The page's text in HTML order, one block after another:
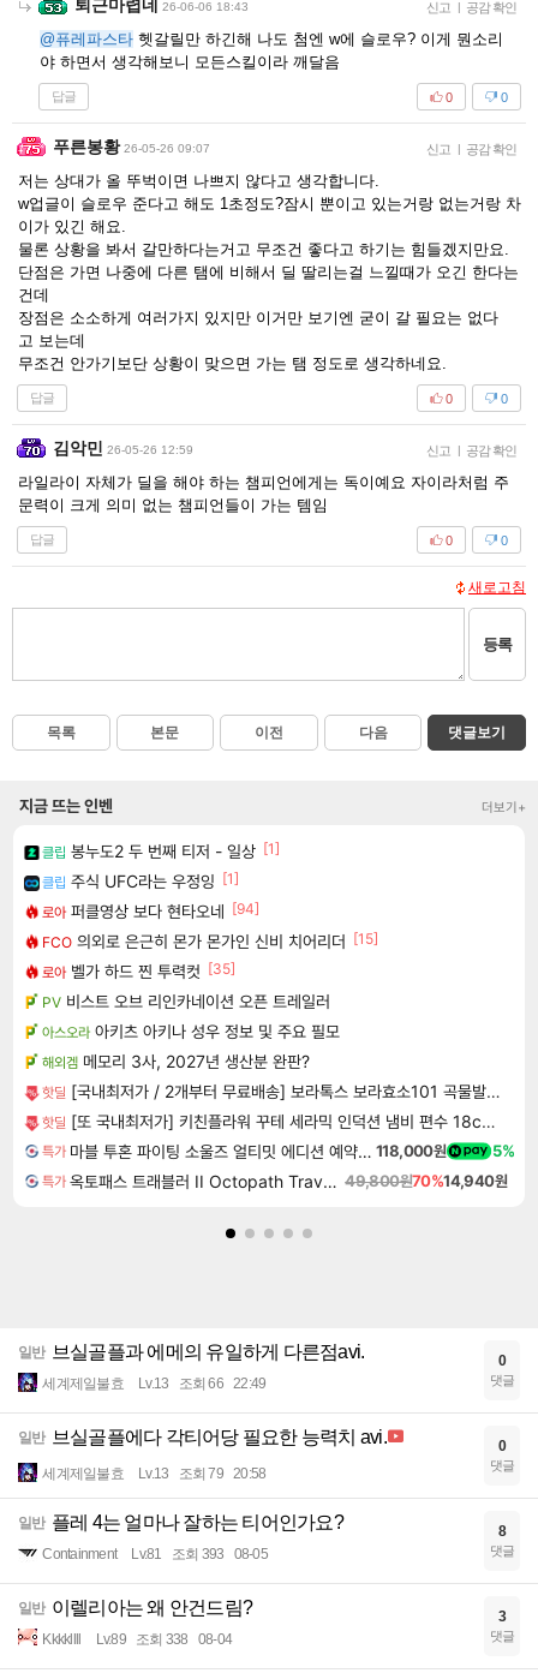
퇴근마렵네 26-06-06 18:43 신고 | 공감 확인
@퓨레파스타 헷갈릴만 하긴해 나도 첨엔 w에 슬로우? 이게 뭔소리
야 하면서 생각해보니 모든스킬이라 깨달음
답글 0
0
푸른봉황 26-05-26 09:07 신고 | 공감 확인
저는 상대가 올 뚜벅이면 나쁘지 않다고 생각합니다.
w업글이 슬로우 준다고 해도 1초정도?잠시 뿐이고 있는거랑 없는거랑 차
이가 있긴 해요.
물론 상황을 봐서 갈만하다는거고 무조건 좋다고 하기는 힘들겠지만요.
단점은 가면 나중에 다른 탬에 비해서 딜 딸리는걸 느낄때가 오긴 한다는
건데
장점은 소소하게 여러가지 있지만 이거만 보기엔 굳이 갈 필요는 없다
고 보는데
무조건 안가기보단 상황이 맞으면 가는 탬 정도로 생각하네요.
답글 0
0
김악민 26-05-26 12:59 신고 | 공감 확인
라일라이 자체가 딜을 해야 하는 챔피언에게는 독이예요 자이라처럼 주
문력이 크게 의미 없는 챔피언들이 가는 템임
답글 0
0
새로고침
등록
목록 본문 이전 다음 댓글보기
지금 뜨는 인벤 더보기+
클립 봉누도2 두 번째 티저 - 일상 [1]
클립 주식 UFC라는 우정잉 [1]
로아 퍼클영상 보다 현타오네 [94]
FCO 의외로 은근히 몬가 몬가인 신비 치어리더 [15]
로아 벨가 하드 찐 투력컷 [35]
PV 비스트 오브 리인카네이션 오픈 트레일러
아스오라 아키츠 아키나 성우 정보 및 주요 필모
해외겜 메모리 3사, 2027년 생산분 완판?
핫딜 [국내최저가 / 2개부터 무료배송] 보라톡스 보라효소101 곡물발효효소 프로바이오틱스 30포
핫딜 [또 국내최저가] 키친플라워 꾸테 세라믹 인덕션 냄비 편수 18cm x 2개
특가 마블 투혼 파이팅 소울즈 얼티밋 에디션 예약구매 MARVEL Tokon Fighting Souls Ultimate Edition Pre-Purchase 118,000원 5%
특가 옥토패스 트래블러 II Octopath Traveler II 49,800원70%14,940원
일반 브실골플과 에메의 유일하게 다른점avi.
세계제일불효 Lv.13 조회 66 22:49
0
댓글
일반 브실골플에다 각티어당 필요한 능력치 avi.
세계제일불효 Lv.13 조회 79 20:58
0
댓글
일반 플레 4는 얼마나 잘하는 티어인가요?
Containment Lv.81 조회 393 08-05
8
댓글
일반 이렐리아는 왜 안건드림?
Kkkkllll Lv.89 조회 338 08-04
3
댓글